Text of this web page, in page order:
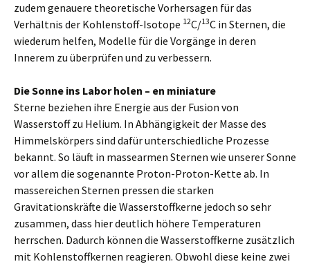
zudem genauere theoretische Vorhersagen für das
Verhältnis der Kohlenstoff-Isotope 12C/13C in Sternen, die
wiederum helfen, Modelle für die Vorgänge in deren
Innerem zu überprüfen und zu verbessern.
Die Sonne ins Labor holen – en miniature
Sterne beziehen ihre Energie aus der Fusion von
Wasserstoff zu Helium. In Abhängigkeit der Masse des
Himmelskörpers sind dafür unterschiedliche Prozesse
bekannt. So läuft in massearmen Sternen wie unserer Sonne
vor allem die sogenannte Proton-Proton-Kette ab. In
massereichen Sternen pressen die starken
Gravitationskräfte die Wasserstoffkerne jedoch so sehr
zusammen, dass hier deutlich höhere Temperaturen
herrschen. Dadurch können die Wasserstoffkerne zusätzlich
mit Kohlenstoffkernen reagieren. Obwohl diese keine zwei